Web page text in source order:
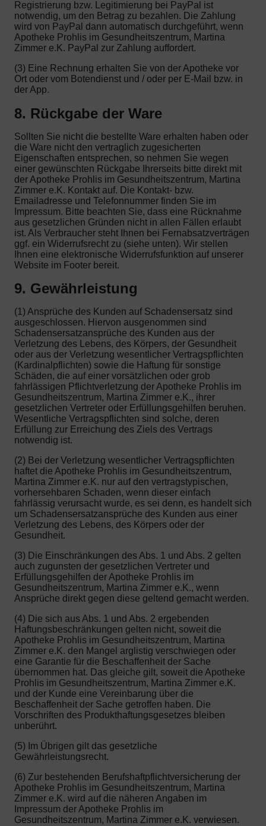
Registrierung bzw. Legitimierung bei PayPal ist
notwendig, um den Betrag zu bezahlen. Die Zahlung
wird von PayPal dann automatisch durchgeführt, wenn
Apotheke Prohlis im Gesundheitszentrum, Martina
Zimmer e.K. PayPal zur Zahlung auffordert.
(3) Eine Rechnung erhalten Sie von der Apotheke vor
Ort oder vom Botendienst und / oder per E-Mail bzw. in
der App.
8. Rückgabe der Ware
Sollten Sie nicht die bestellte Ware erhalten haben oder
die Ware nicht den vertraglich zugesicherten
Eigenschaften entsprechen, so nehmen Sie wegen
einer gewünschten Rückgabe Ihrerseits bitte direkt mit
der Apotheke Prohlis im Gesundheitszentrum, Martina
Zimmer e.K. Kontakt auf. Die Kontakt- bzw.
Emailadresse und Telefonnummer finden Sie im
Impressum. Bitte beachten Sie, dass eine Rücknahme
aus gesetzlichen Gründen nicht in allen Fällen erlaubt
ist. Als Verbraucher steht Ihnen bei Fernabsatzverträgen
ggf. ein Widerrufsrecht zu (siehe unten). Wir stellen
Ihnen eine elektronische Widerrufsfunktion auf unserer
Website im Footer bereit.
9. Gewährleistung
(1) Ansprüche des Kunden auf Schadensersatz sind
ausgeschlossen. Hiervon ausgenommen sind
Schadensersatzansprüche des Kunden aus der
Verletzung des Lebens, des Körpers, der Gesundheit
oder aus der Verletzung wesentlicher Vertragspflichten
(Kardinalpflichten) sowie die Haftung für sonstige
Schäden, die auf einer vorsätzlichen oder grob
fahrlässigen Pflichtverletzung der Apotheke Prohlis im
Gesundheitszentrum, Martina Zimmer e.K., ihrer
gesetzlichen Vertreter oder Erfüllungsgehilfen beruhen.
Wesentliche Vertragspflichten sind solche, deren
Erfüllung zur Erreichung des Ziels des Vertrags
notwendig ist.
(2) Bei der Verletzung wesentlicher Vertragspflichten
haftet die Apotheke Prohlis im Gesundheitszentrum,
Martina Zimmer e.K. nur auf den vertragstypischen,
vorhersehbaren Schaden, wenn dieser einfach
fahrlässig verursacht wurde, es sei denn, es handelt sich
um Schadensersatzansprüche des Kunden aus einer
Verletzung des Lebens, des Körpers oder der
Gesundheit.
(3) Die Einschränkungen des Abs. 1 und Abs. 2 gelten
auch zugunsten der gesetzlichen Vertreter und
Erfüllungsgehilfen der Apotheke Prohlis im
Gesundheitszentrum, Martina Zimmer e.K., wenn
Ansprüche direkt gegen diese geltend gemacht werden.
(4) Die sich aus Abs. 1 und Abs. 2 ergebenden
Haftungsbeschränkungen gelten nicht, soweit die
Apotheke Prohlis im Gesundheitszentrum, Martina
Zimmer e.K. den Mangel arglistig verschwiegen oder
eine Garantie für die Beschaffenheit der Sache
übernommen hat. Das gleiche gilt, soweit die Apotheke
Prohlis im Gesundheitszentrum, Martina Zimmer e.K.
und der Kunde eine Vereinbarung über die
Beschaffenheit der Sache getroffen haben. Die
Vorschriften des Produkthaftungsgesetzes bleiben
unberührt.
(5) Im Übrigen gilt das gesetzliche
Gewährleistungsrecht.
(6) Zur bestehenden Berufshaftpflichtversicherung der
Apotheke Prohlis im Gesundheitszentrum, Martina
Zimmer e.K. wird auf die näheren Angaben im
Impressum der Apotheke Prohlis im
Gesundheitszentrum, Martina Zimmer e.K. verwiesen.